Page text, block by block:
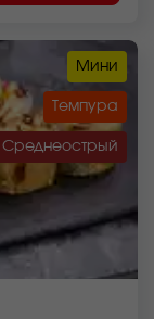
Мини
Темпура
Среднеострый